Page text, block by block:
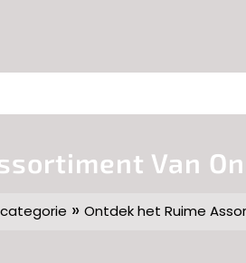
Van
» Ontdek het Ruime